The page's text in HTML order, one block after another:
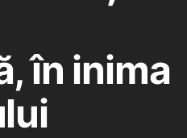
în inima